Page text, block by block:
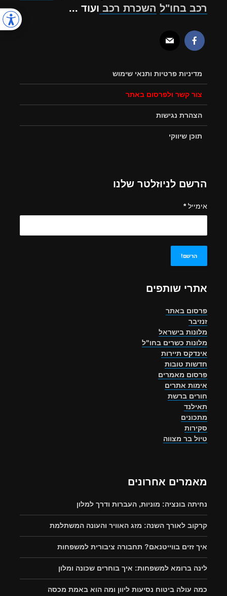
רכב בחו"ל השכרת רכב ועוד ...
מדיניות פרטיות ותנאי שימוש
צור קשר ולפרסום באתר
הצהרת נגישות
תוכן שיווקי
הרשם לניוזלטר שלנו
אימייל*
אתרי שותפים
פרסום באתר
זנזיבר
מלונות בישראל
מלונות כשרים בחו"ל
אינדקס תיירות
חדשות טובות
פרסום מאמרים
אימות אתרים
חורים ברשת
תאילנד
מתכונים
סקירות
טיול בר מצווה
מאמרים אחרונים
נחיתה בונציה: מוניות, העברות ודרך למלון
קרקוב לאורך השנה: מזג האוויר והעונה המשתלמת
איך זזים בווייטנאם? תחבורה ציבורית למשפחות
לינה ברומא למשפחות: איך בוחרים שכונה ומלון
כמה עולה ביטוח נסיעות ליוון ומה הוא באמת מכסה